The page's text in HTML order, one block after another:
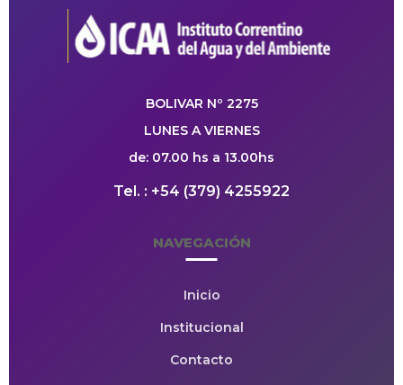
BOLIVAR Nº 2275
LUNES A VIERNES
de: 07.00 hs a 13.00hs
Tel. : +54 (379) 4255922
NAVEGACIÓN
Inicio
Institucional
Contacto